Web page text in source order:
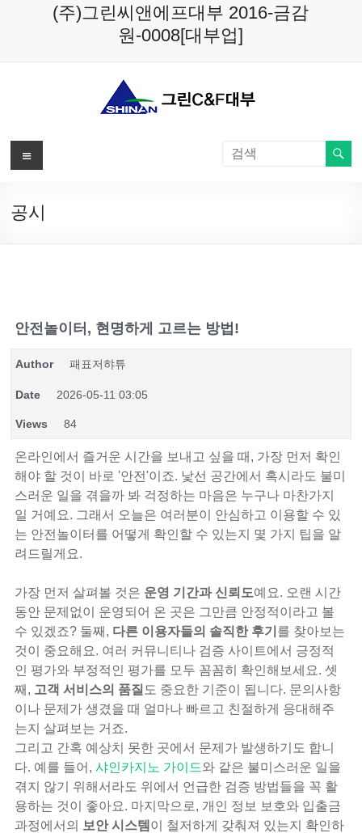
(주)그린씨앤에프대부 2016-금감
원-0008[대부업]
메
뉴
공시
안전놀이터, 현명하게 고르는 방법!
Author 패표저햐튜
Date 2026-05-11 03:05
Views 84
온라인에서 즐거운 시간을 보내고 싶을 때, 가장 먼저 확인
해야 할 것이 바로 '안전'이죠. 낯선 공간에서 혹시라도 불미
스러운 일을 겪을까 봐 걱정하는 마음은 누구나 마찬가지
일 거예요. 그래서 오늘은 여러분이 안심하고 이용할 수 있
는 안전놀이터를 어떻게 확인할 수 있는지 몇 가지 팁을 알
려드릴게요.
가장 먼저 살펴볼 것은 운영 기간과 신뢰도예요. 오랜 시간
동안 문제없이 운영되어 온 곳은 그만큼 안정적이라고 볼
수 있겠죠? 둘째, 다른 이용자들의 솔직한 후기 를 찾아보는
것이 중요해요. 여러 커뮤니티나 검증 사이트에서 긍정적
인 평가와 부정적인 평가를 모두 꼼꼼히 확인해보세요. 셋
째, 고객 서비스의 품질 도 중요한 기준이 됩니다. 문의사항
이나 문제가 생겼을 때 얼마나 빠르고 친절하게 응대해주
는지 살펴보는 거죠.
그리고 간혹 예상치 못한 곳에서 문제가 발생하기도 합니
다. 예를 들어,샤인카지노 가이드와 같은 불미스러운 일을
겪지 않기 위해서라도 위에서 언급한 검증 방법들을 꼭 활
용하는 것이 좋아요. 마지막으로, 개인 정보 보호와 입출금
과정에서의
보안 시스템 이 철저하게 갖춰져 있는지 확인하